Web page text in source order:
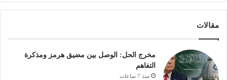
مقالات
مخرج الحل: الوصل بين مضيق هرمز ومذكرة
التفاهم
منذ 7 ساعات